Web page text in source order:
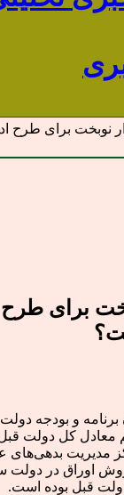
نوبخت برای طرح
برای طرح
و بودجه
معادل کل دولت
مدیریت بدهی‌های
دولت قبل بوده است.